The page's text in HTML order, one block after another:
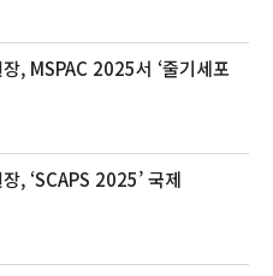
, MSPAC 2025서 ‘줄기세포
, ‘SCAPS 2025’ 국제